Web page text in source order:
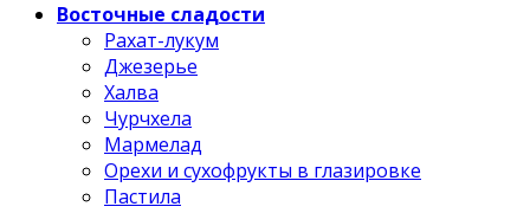
Восточные сладости
Рахат-лукум
Джезерье
Халва
Чурчхела
Мармелад
Орехи и сухофрукты в глазировке
Пастила